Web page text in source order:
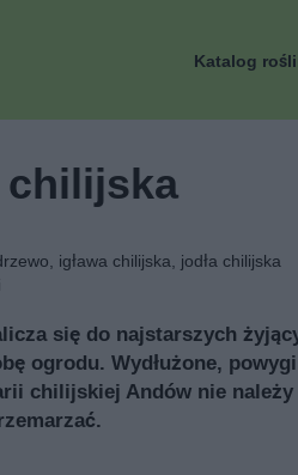
Katalog
chilijska
igława chilijska, jodła chilijska
się do najstarszych
ogrodu. Wydłużone,
chilijskiej Andów nie należy